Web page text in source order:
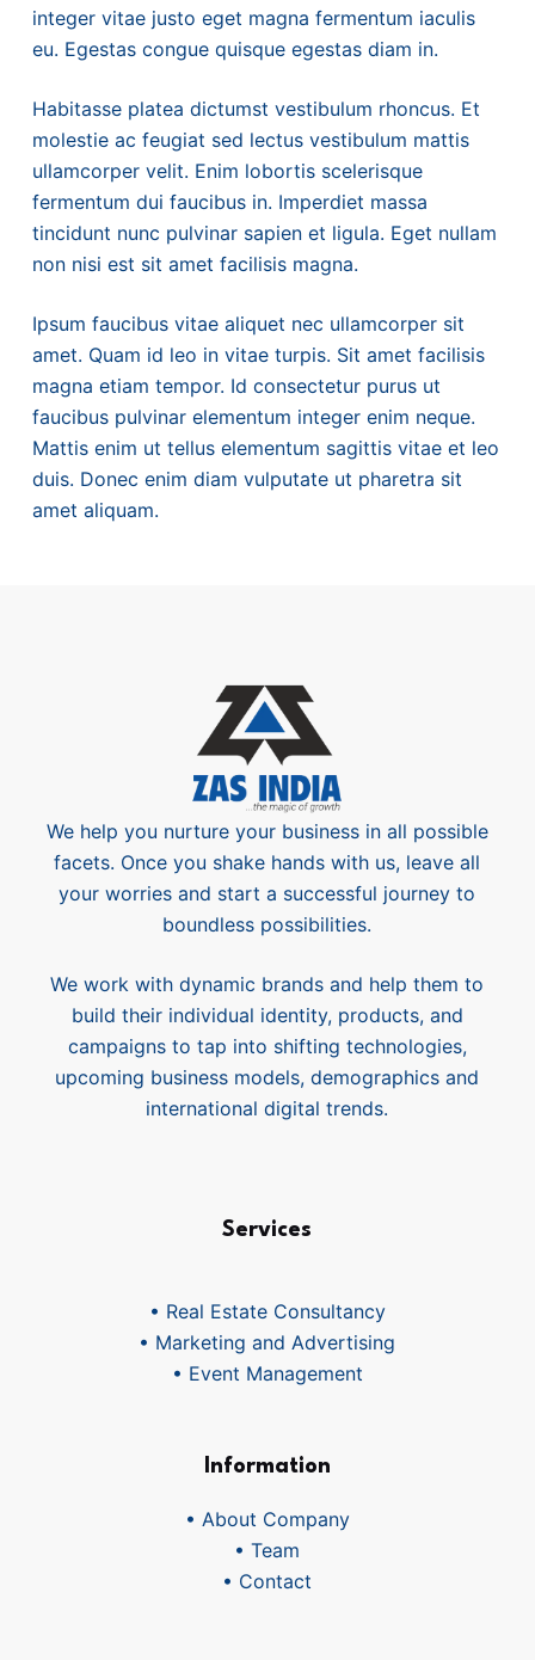
integer vitae justo eget magna fermentum iaculis
eu. Egestas congue quisque egestas diam in.
Habitasse platea dictumst vestibulum rhoncus. Et
molestie ac feugiat sed lectus vestibulum mattis
ullamcorper velit. Enim lobortis scelerisque
fermentum dui faucibus in. Imperdiet massa
tincidunt nunc pulvinar sapien et ligula. Eget nullam
non nisi est sit amet facilisis magna.
Ipsum faucibus vitae aliquet nec ullamcorper sit
amet. Quam id leo in vitae turpis. Sit amet facilisis
magna etiam tempor. Id consectetur purus ut
faucibus pulvinar elementum integer enim neque.
Mattis enim ut tellus elementum sagittis vitae et leo
duis. Donec enim diam vulputate ut pharetra sit
amet aliquam.
We help you nurture your business in all possible
facets. Once you shake hands with us, leave all
your worries and start a successful journey to
boundless possibilities.
We work with dynamic brands and help them to
build their individual identity, products, and
campaigns to tap into shifting technologies,
upcoming business models, demographics and
international digital trends.
Services
• Real Estate Consultancy
• Marketing and Advertising
• Event Management
Information
• About Company
• Team
• Contact